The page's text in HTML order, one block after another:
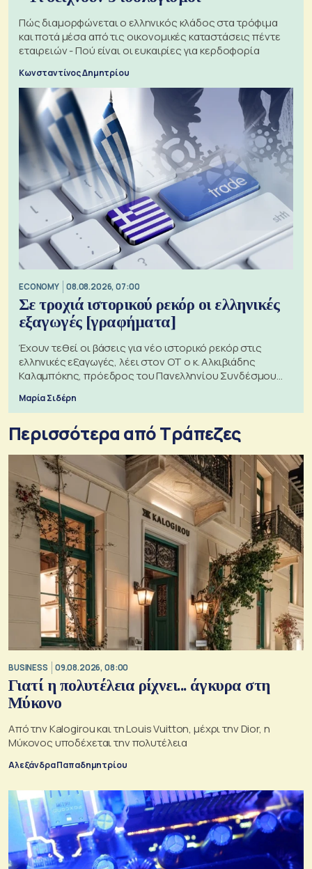
Πώς διαμορφώνεται ο ελληνικός κλάδος στα τρόφιμα
και ποτά μέσα από τις οικονομικές καταστάσεις πέντε
εταιρειών - Πού είναι οι ευκαιρίες για κερδοφορία
Κωνσταντίνος Δημητρίου
ECONOMY 08.08.2026, 07:00
Σε τροχιά ιστορικού ρεκόρ οι ελληνικές
εξαγωγές [γραφήματα]
Έχουν τεθεί οι βάσεις για νέο ιστορικό ρεκόρ στις
ελληνικές εξαγωγές, λέει στον ΟΤ ο κ. Αλκιβιάδης
Καλαμπόκης, πρόεδρος του Πανελληνίου Συνδέσμου
Εξαγωγέων
Μαρία Σιδέρη
Περισσότερα από Τράπεζες
BUSINESS 09.08.2026, 08:00
Γιατί η πολυτέλεια ρίχνει... άγκυρα στη
Μύκονο
Από την Kalogirou και τη Louis Vuitton, μέχρι την Dior, η
Μύκονος υποδέχεται την πολυτέλεια
Αλεξάνδρα Παπαδημητρίου